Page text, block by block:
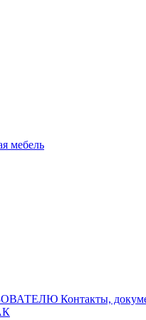
мебель
Контакты,